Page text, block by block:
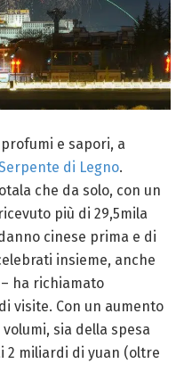
e sapori, a
di Legno.
che da solo, con un
più di 29,5mila
cinese prima e di
insieme, anche
ha richiamato
visite. Con un aumento
sia della spesa
2 miliardi di yuan (oltre